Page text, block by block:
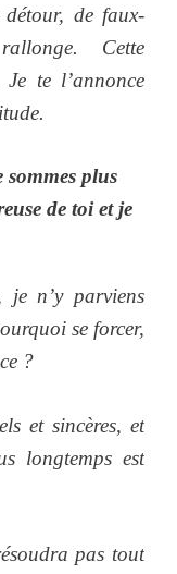
de faux-
Cette
te l’annonce
sommes plus
de toi et je
je n’y parviens
se forcer,
?
et sincères, et
longtemps est
pas tout